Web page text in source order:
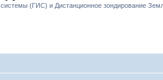
(ГИС) и Дистанционное зондирование